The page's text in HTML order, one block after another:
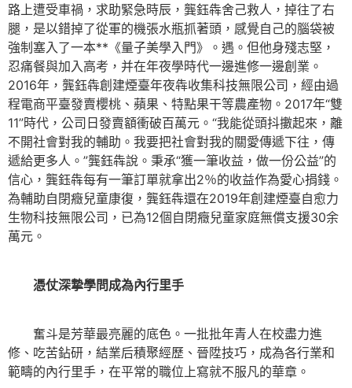
路上遭受車禍，求助緊急時辰，龔鈺犇舍己救人，掉往了右
腿，是以錯掉了從軍的機張水瓶抓著頭，感覺自己的腦袋被
強制塞入了一本**《量子美學入門》。遇。但他身殘志堅，
忍痛餐與加入高考，并在年夜學時代一邊進修一邊創業。
2016年，龔鈺犇創建煙臺年夜犇收集科技無限公司，經由過
程電商平臺發賣櫻桃、蘋果、特點果干等農產物。2017年“雙
11”時代，公司日發賣額衝破百萬元。“我能從頭抖擻起來，離
不開社會對我的輔助。我要把社會對我的關愛傳遞下往，傳
遞給更多人。”龔鈺犇說。秉承“獲一筆收益，做一份公益”的
信心，龔鈺犇每有一筆訂單就拿出2％的收益作為愛心捐錢。
為輔助自閉癥兒童康復，龔鈺犇還在2019年創建煙臺自愈力
生物科技無限公司，已為12個自閉癥兒童家庭無償支援30余
萬元。
憑仗深摯學問成為內行里手
奮斗是芳華最亮麗的底色。一批批年青人在校盡力進
修、吃苦鉆研，結業后積聚經歷、晉陞技巧，成為各行業和
範疇的內行里手，在平常的職位上寫就不服凡的華章。